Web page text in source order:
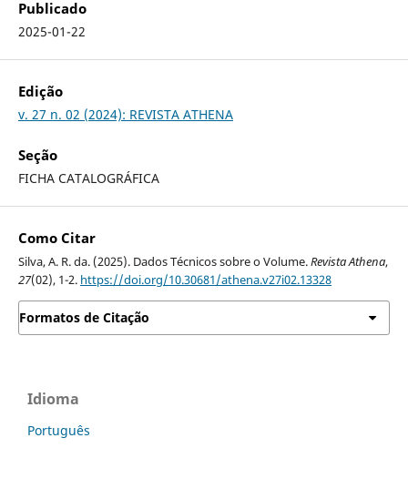
Publicado
2025-01-22
Edição
v. 27 n. 02 (2024): REVISTA ATHENA
Seção
FICHA CATALOGRÁFICA
Como Citar
Silva, A. R. da. (2025). Dados Técnicos sobre o Volume.Revista Athena,
27(02), 1-2. https://doi.org/10.30681/athena.v27i02.13328
Formatos de Citação
Idioma
Português